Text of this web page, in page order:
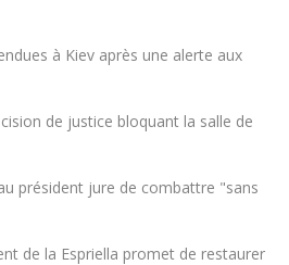
à Kiev après une alerte aux
de justice bloquant la salle de
président jure de combattre "sans
de la Espriella promet de restaurer